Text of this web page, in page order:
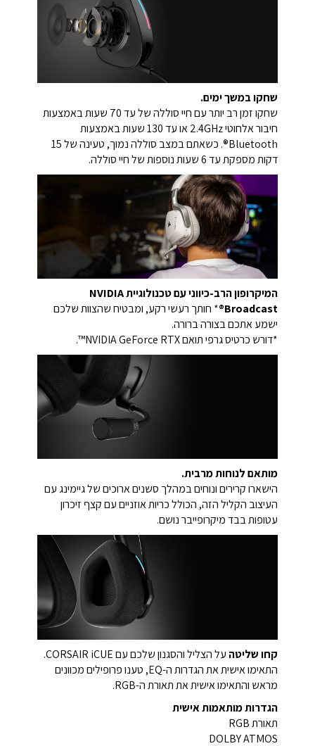
שחקו במשך ימים.
שחקו זמן רב יותר עם חיי סוללה של עד 70 שעות באמצעות
חיבור אלחוטי 2.4GHz או עד 130 שעות באמצעות
Bluetooth®. כשאתם במצב סוללה נמוך, טעינה של 15
דקות מספקת עד 6 שעות נוספות של חיי סוללה.
המיקרופון הרב-כיווני עם טכנולוגיית NVIDIA
Broadcast® * חותך רעשי רקע, ומבטיח שהצוות שלכם
ישמע אתכם בצורה ברורה.
*דורש כרטיס גרפי תואם NVIDIA GeForce RTX™.
מותאם לנוחות מרבית.
הישארו קרירים ונוחים במהלך סשנים ארוכים של גיימינג עם
העיצוב הקליל הזה, הכולל כריות אוזניים עם קצף זיכרון
עטופות בבד מיקרופייבר נושם.
קחו שליטה
על הצליל והסגנון שלכם עם CORSAIR iCUE.
התאימו אישית את הגדרות ה-EQ, טענו פרופילים מכוונים
מראש והתאימו אישית את תאורת ה-RGB.
הגדרות מותאמות אישית
תאורת RGB
DOLBY ATMOS